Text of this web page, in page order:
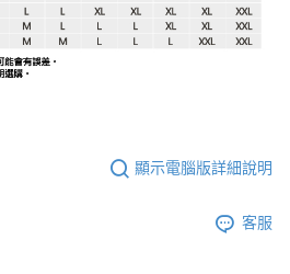
顯示電腦版詳細說明
客服